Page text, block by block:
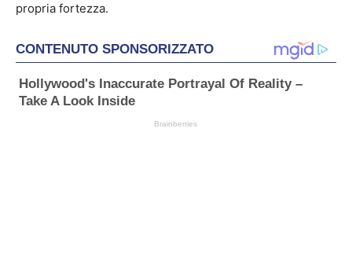
propria fortezza.